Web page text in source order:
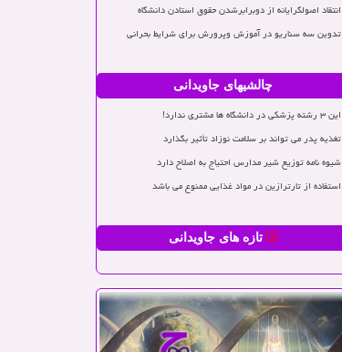
انتقاد اصولگرایانه از دوبرابرشدن حقوق استادن دانشگاه
تدوین سه سناریو در آموزش وپرورش برای شرایط بحرانی
چالشیهای جاویدانی
این ۳ رشته پزشکی در دانشگاه ها مشتری ندارد!
تغذیه پدر می تواند بر سلامت نوزاد تأثیر بگذارد
شیوه نامه توزیع شیر مدارس احتیاج به اصلاح دارد
استفاده از تارترازین در مواد غذایی ممنوع می باشد
تازه های جاویدانی